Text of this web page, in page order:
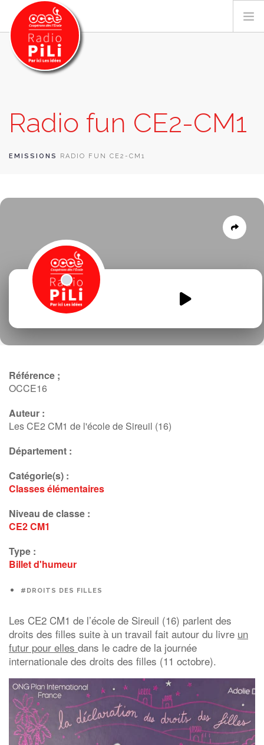
GRILLE DES PROGRAMMES
EMISSIONS / PODCASTS
CONTACT
Radio fun CE2-CM1
EMISSIONS RADIO FUN CE2-CM1
Radio-fun-CE2-CM1-droit-des-
Référence ;
OCCE16
Auteur :
Les CE2 CM1 de l'école de Sireuil (16)
Département :
Catégorie(s) :
Classes élémentaires
Niveau de classe :
CE2CM1
Type :
Billet d'humeur
#DROITS DES FILLES
Les CE2 CM1 de l’école de Sireuil (16) parlent des
droits des filles suite à un travail fait autour du livre un
futur pour elles dans le cadre de la journée
internationale des droits des filles (11 octobre).